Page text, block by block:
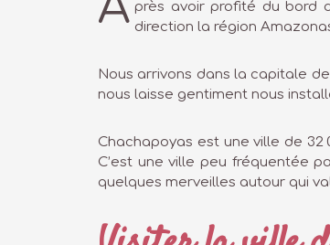
près avoir profité du bord
direction la région
Nous arrivons dans la capitale
nous laisse gentiment nous
Chachapoyas est une ville de
C’est une ville peu fréquentée
quelques merveilles autour qui